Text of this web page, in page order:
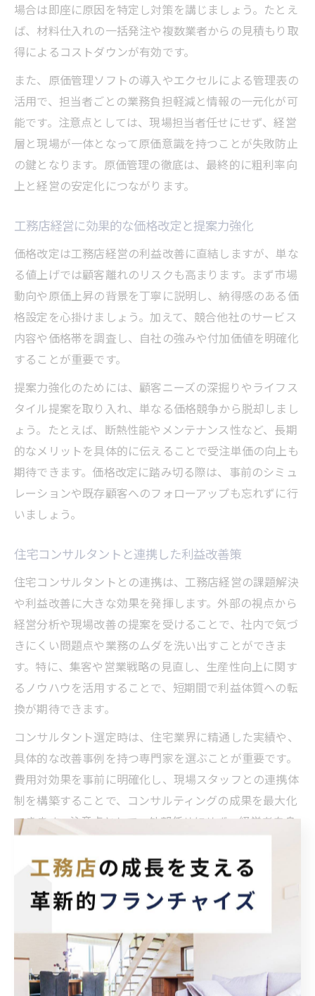
場合は即座に原因を特定し対策を講じましょう。たとえ
ば、材料仕入れの一括発注や複数業者からの見積もり取
得によるコストダウンが有効です。
また、原価管理ソフトの導入やエクセルによる管理表の
活用で、担当者ごとの業務負担軽減と情報の一元化が可
能です。注意点としては、現場担当者任せにせず、経営
層と現場が一体となって原価意識を持つことが失敗防止
の鍵となります。原価管理の徹底は、最終的に粗利率向
上と経営の安定化につながります。
工務店経営に効果的な価格改定と提案力強化
価格改定は工務店経営の利益改善に直結しますが、単な
る値上げでは顧客離れのリスクも高まります。まず市場
動向や原価上昇の背景を丁寧に説明し、納得感のある価
格設定を心掛けましょう。加えて、競合他社のサービス
内容や価格帯を調査し、自社の強みや付加価値を明確化
することが重要です。
提案力強化のためには、顧客ニーズの深掘りやライフス
タイル提案を取り入れ、単なる価格競争から脱却しまし
ょう。たとえば、断熱性能やメンテナンス性など、長期
的なメリットを具体的に伝えることで受注単価の向上も
期待できます。価格改定に踏み切る際は、事前のシミュ
レーションや既存顧客へのフォローアップも忘れずに行
いましょう。
住宅コンサルタントと連携した利益改善策
住宅コンサルタントとの連携は、工務店経営の課題解決
や利益改善に大きな効果を発揮します。外部の視点から
経営分析や現場改善の提案を受けることで、社内で気づ
きにくい問題点や業務のムダを洗い出すことができま
す。特に、集客や営業戦略の見直し、生産性向上に関す
るノウハウを活用することで、短期間で利益体質への転
換が期待できます。
コンサルタント選定時は、住宅業界に精通した実績や、
具体的な改善事例を持つ専門家を選ぶことが重要です。
費用対効果を事前に明確化し、現場スタッフとの連携体
制を構築することで、コンサルティングの成果を最大化
できます。注意点として、外部任せにせず、経営者自身
工務店経営のための業績可視化ポイント
工務店経営の安定化には、業績の可視化が不可欠です。
売上・粗利・受注残高・現場進捗など、経営に必要な指
標を定期的に把握・分析することで、早期の問題発見と
迅速な意思決定が可能となります。業績管理ツールや専